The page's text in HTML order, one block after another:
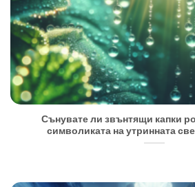
Сънувате ли звънтящи капки
символиката на утринната